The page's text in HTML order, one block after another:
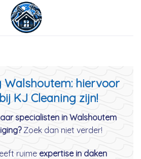
Walshoutem: hiervoor
KJ Cleaning zijn!
specialisten in Walshoutem
Zoek dan niet verder!
ruime expertise in daken